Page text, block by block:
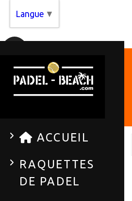
ACCUEIL
RAQUETTES
DE PADEL
Langue ▼